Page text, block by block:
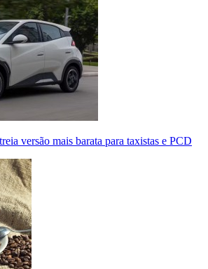
versão mais barata para taxistas e PCD